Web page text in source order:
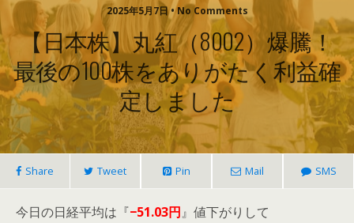
2025年5月7日 • No Comments
【日本株】丸紅（8002）爆騰！
最後の100株をありがたく利益確
定しました
Share Tweet Pin Mail SMS
今日の日経平均は『−51.03円』値下がりして